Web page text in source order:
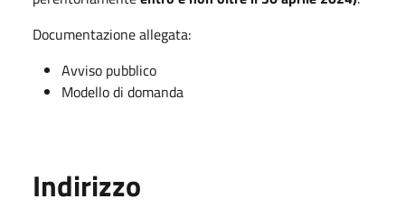
Documentazione allegata:
Avviso pubblico
Modello di domanda
Indirizzo